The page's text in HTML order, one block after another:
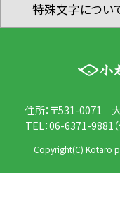
特殊文字につい
住所：〒531-0071
TEL：06-6371-9881（
Copyright(C) Kotaro